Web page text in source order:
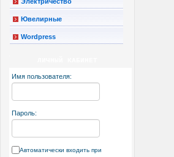
Ювелирные
Wordpress
Имя пользователя:
Пароль:
Автоматически входить при